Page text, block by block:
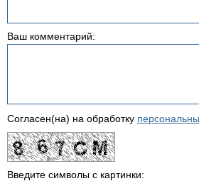
Ваш комментарий:
Согласен(на) на обработку
Введите символы с картинки: